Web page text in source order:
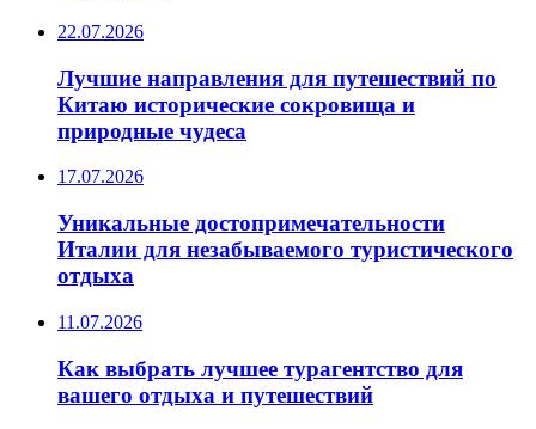
22.07.2026
Лучшие направления для путешествий по
Китаю исторические сокровища и
природные чудеса
17.07.2026
Уникальные достопримечательности
Италии для незабываемого туристического
отдыха
11.07.2026
Как выбрать лучшее турагентство для
вашего отдыха и путешествий